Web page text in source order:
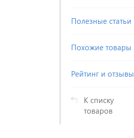
Полезные статьи
Похожие товары
Рейтинг и отзывы
К списку
товаров